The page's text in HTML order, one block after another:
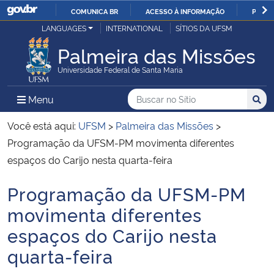
IR
O
COMUNICA BR ACESSO À INFORMAÇÃO
Ministério da Justiça e Segurança Pública
Ministério da Defesa
Ministério das Relações Exteriores
Ministério da Economia
Ministério da Infraestrutura
Ministério da Agricultura, Pecuária e Abastecimento
Ministério da Educação
LANGUAGES INTERNATIONAL SÍTIOS DA UFSM
Palmeira das Missões
Universidade Federal de Santa Maria
Menu Menu Principal do Sítio
Busca
Buscar no no Sítio
Busca:
Você está aqui: UFSM > Palmeira das Missões >
Programação da UFSM-PM movimenta diferentes
espaços do Carijo nesta quarta-feira
Início do conteúdo
Programação da UFSM-PM
movimenta diferentes
espaços do Carijo nesta
quarta-feira